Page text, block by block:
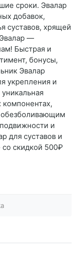
сроки. Эвалар
добавок,
суставов, хрящей
—
Быстрая и
бонусы,
Эвалар
укрепления и
компонентах,
обезболивающим
и
для суставов и
скидкой 500₽